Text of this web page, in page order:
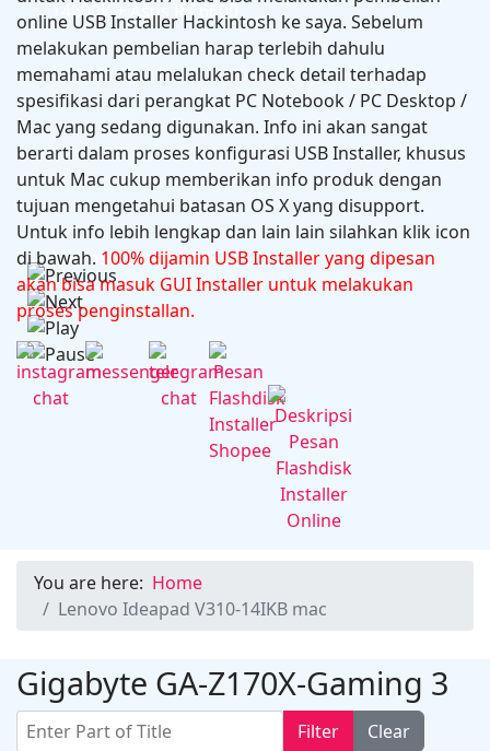
14600K + Asus RX 6600
Microsoft Office 2024 v16.102.1
online USB Installer Hackintosh ke saya. Sebelum
melakukan pembelian harap terlebih dahulu
memahami atau melalukan check detail terhadap
spesifikasi dari perangkat PC Notebook / PC Desktop /
Mac yang sedang digunakan. Info ini akan sangat
berarti dalam proses konfigurasi USB Installer, khusus
untuk Mac cukup memberikan info produk dengan
tujuan mengetahui batasan OS X yang disupport.
Untuk info lebih lengkap dan lain lain silahkan klik icon
di bawah. 100% dijamin USB Installer yang dipesan
akan bisa masuk GUI Installer untuk melakukan
proses penginstallan.
You are here: Home
Lenovo Ideapad V310-14IKB mac
Gigabyte GA-Z170X-Gaming 3
Enter Part of Title Filter
Clear